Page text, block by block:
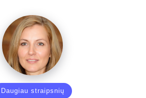
Daugiau straipsnių